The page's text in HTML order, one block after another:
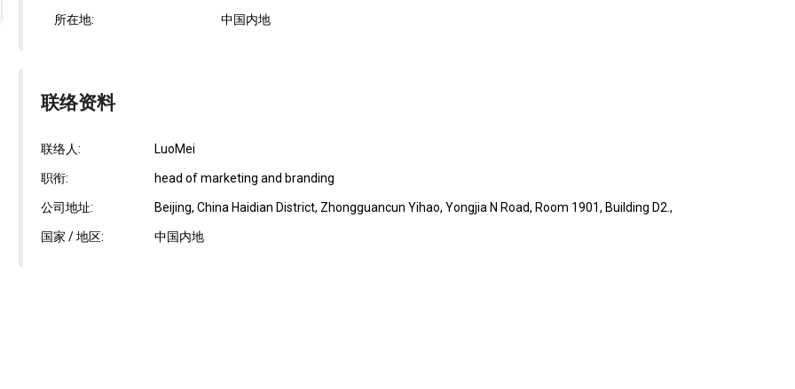
所在地: 中国内地
联络资料
联络人: LuoMei
职衔: head of marketing and branding
公司地址: Beijing, China Haidian District, Zhongguancun Yihao, Yongjia N Road, Room 1901, Building D2.,
国家 / 地区: 中国内地